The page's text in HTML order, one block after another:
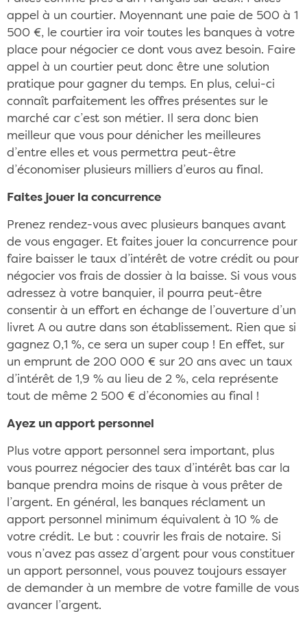
appel à un courtier. Moyennant une paie de 500 à 1
500 €, le courtier ira voir toutes les banques à votre
place pour négocier ce dont vous avez besoin. Faire
appel à un courtier peut donc être une solution
pratique pour gagner du temps. En plus, celui-ci
connaît parfaitement les offres présentes sur le
marché car c’est son métier. Il sera donc bien
meilleur que vous pour dénicher les meilleures
d’entre elles et vous permettra peut-être
d’économiser plusieurs milliers d’euros au final.
Faites jouer la concurrence
Prenez rendez-vous avec plusieurs banques avant
de vous engager. Et faites jouer la concurrence pour
faire baisser le taux d’intérêt de votre crédit ou pour
négocier vos frais de dossier à la baisse. Si vous vous
adressez à votre banquier, il pourra peut-être
consentir à un effort en échange de l’ouverture d’un
livret A ou autre dans son établissement. Rien que si
gagnez 0,1 %, ce sera un super coup ! En effet, sur
un emprunt de 200 000 € sur 20 ans avec un taux
d’intérêt de 1,9 % au lieu de 2 %, cela représente
tout de même 2 500 € d’économies au final !
Ayez un apport personnel
Plus votre apport personnel sera important, plus
vous pourrez négocier des taux d’intérêt bas car la
banque prendra moins de risque à vous prêter de
l’argent. En général, les banques réclament un
apport personnel minimum équivalent à 10 % de
votre crédit. Le but : couvrir les frais de notaire. Si
vous n’avez pas assez d’argent pour vous constituer
un apport personnel, vous pouvez toujours essayer
de demander à un membre de votre famille de vous
avancer l’argent.